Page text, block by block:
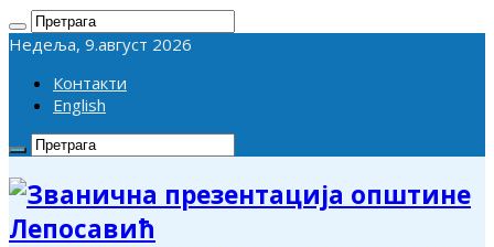
Недеља, 9.август 2026
Контакти
English